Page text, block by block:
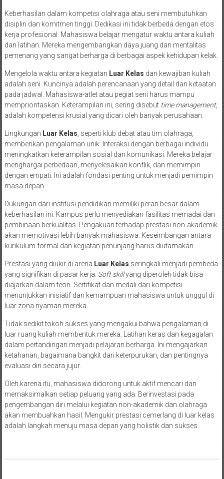
Keberhasilan dalam kompetisi olahraga atau seni membutuhkan
disiplin dan komitmen tinggi. Dedikasi ini tidak berbeda dengan etos
kerja profesional. Mahasiswa belajar mengatur waktu antara kuliah
dan latihan. Mereka mengembangkan daya juang dan mentalitas
pemenang yang sangat berharga di berbagai aspek kehidupan kelak.
Mengelola waktu antara kegiatan Luar Kelas dan kewajiban kuliah
adalah seni. Kuncinya adalah perencanaan yang detail dan ketaatan
pada jadwal. Mahasiswa-atlet atau pegiat seni harus mampu
memprioritaskan. Keterampilan ini, sering disebut time management,
adalah kompetensi krusial yang dicari oleh banyak perusahaan.
Lingkungan Luar Kelas , seperti klub debat atau tim olahraga,
memberikan pengalaman unik. Interaksi dengan berbagai individu
meningkatkan keterampilan sosial dan komunikasi. Mereka belajar
menghargai perbedaan, menyelesaikan konflik, dan memimpin
dengan empati. Ini adalah fondasi penting untuk menjadi pemimpin
masa depan.
Dukungan dari institusi pendidikan memiliki peran besar dalam
keberhasilan ini. Kampus perlu menyediakan fasilitas memadai dan
pembinaan berkualitas. Pengakuan terhadap prestasi non-akademik
akan memotivasi lebih banyak mahasiswa. Keseimbangan antara
kurikulum formal dan kegiatan penunjang harus diutamakan.
Prestasi yang diukir di arena Luar Kelas seringkali menjadi pembeda
yang signifikan di pasar kerja. Soft skillyang diperoleh tidak bisa
diajarkan dalam teori. Sertifikat dan medali dari kompetisi
menunjukkan inisiatif dan kemampuan mahasiswa untuk unggul di
luar zona nyaman mereka.
Tidak sedikit tokoh sukses yang mengakui bahwa pengalaman di
luar ruang kuliah membentuk mereka. Latihan keras dan kegagalan
dalam pertandingan menjadi pelajaran berharga. Ini mengajarkan
ketahanan, bagaimana bangkit dari keterpurukan, dan pentingnya
evaluasi diri secara jujur.
Oleh karena itu, mahasiswa didorong untuk aktif mencari dan
memaksimalkan setiap peluang yang ada. Berinvestasi pada
pengembangan diri melalui kegiatan non-akademik dan olahraga
akan membuahkan hasil. Mengukir prestasi cemerlang di luar kelas
adalah langkah menuju masa depan yang holistik dan sukses.